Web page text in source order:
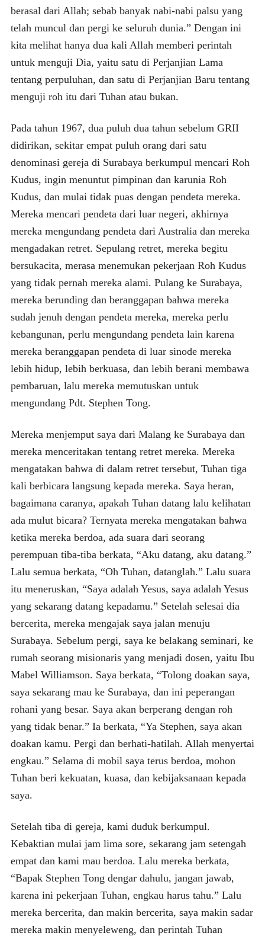
berasal dari Allah; sebab banyak nabi-nabi palsu yang
telah muncul dan pergi ke seluruh dunia.” Dengan ini
kita melihat hanya dua kali Allah memberi perintah
untuk menguji Dia, yaitu satu di Perjanjian Lama
tentang perpuluhan, dan satu di Perjanjian Baru tentang
menguji roh itu dari Tuhan atau bukan.
Pada tahun 1967, dua puluh dua tahun sebelum GRII
didirikan, sekitar empat puluh orang dari satu
denominasi gereja di Surabaya berkumpul mencari Roh
Kudus, ingin menuntut pimpinan dan karunia Roh
Kudus, dan mulai tidak puas dengan pendeta mereka.
Mereka mencari pendeta dari luar negeri, akhirnya
mereka mengundang pendeta dari Australia dan mereka
mengadakan retret. Sepulang retret, mereka begitu
bersukacita, merasa menemukan pekerjaan Roh Kudus
yang tidak pernah mereka alami. Pulang ke Surabaya,
mereka berunding dan beranggapan bahwa mereka
sudah jenuh dengan pendeta mereka, mereka perlu
kebangunan, perlu mengundang pendeta lain karena
mereka beranggapan pendeta di luar sinode mereka
lebih hidup, lebih berkuasa, dan lebih berani membawa
pembaruan, lalu mereka memutuskan untuk
mengundang Pdt. Stephen Tong.
Mereka menjemput saya dari Malang ke Surabaya dan
mereka menceritakan tentang retret mereka. Mereka
mengatakan bahwa di dalam retret tersebut, Tuhan tiga
kali berbicara langsung kepada mereka. Saya heran,
bagaimana caranya, apakah Tuhan datang lalu kelihatan
ada mulut bicara? Ternyata mereka mengatakan bahwa
ketika mereka berdoa, ada suara dari seorang
perempuan tiba-tiba berkata, “Aku datang, aku datang.”
Lalu semua berkata, “Oh Tuhan, datanglah.” Lalu suara
itu meneruskan, “Saya adalah Yesus, saya adalah Yesus
yang sekarang datang kepadamu.” Setelah selesai dia
bercerita, mereka mengajak saya jalan menuju
Surabaya. Sebelum pergi, saya ke belakang seminari, ke
rumah seorang misionaris yang menjadi dosen, yaitu Ibu
Mabel Williamson. Saya berkata, “Tolong doakan saya,
saya sekarang mau ke Surabaya, dan ini peperangan
rohani yang besar. Saya akan berperang dengan roh
yang tidak benar.” Ia berkata, “Ya Stephen, saya akan
doakan kamu. Pergi dan berhati-hatilah. Allah menyertai
engkau.” Selama di mobil saya terus berdoa, mohon
Tuhan beri kekuatan, kuasa, dan kebijaksanaan kepada
saya.
Setelah tiba di gereja, kami duduk berkumpul.
Kebaktian mulai jam lima sore, sekarang jam setengah
empat dan kami mau berdoa. Lalu mereka berkata,
“Bapak Stephen Tong dengar dahulu, jangan jawab,
karena ini pekerjaan Tuhan, engkau harus tahu.” Lalu
mereka bercerita, dan makin bercerita, saya makin sadar
mereka makin menyeleweng, dan perintah Tuhan